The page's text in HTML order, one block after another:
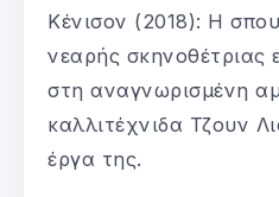
Κένισον (2018): Η
νεαρής σκηνοθέτριας
στη αναγνωρισμένη
καλλιτέχνιδα Τζουν
έργα της.